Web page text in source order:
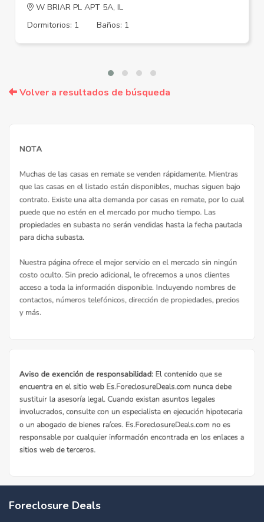
W BRIAR PL APT 5A, IL
Dormitorios: 1
Baños: 1
Volver a resultados de búsqueda
Foreclosure Deals